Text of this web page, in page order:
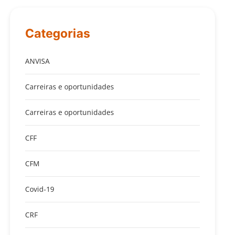
Categorias
ANVISA
Carreiras e oportunidades
Carreiras e oportunidades
CFF
CFM
Covid-19
CRF